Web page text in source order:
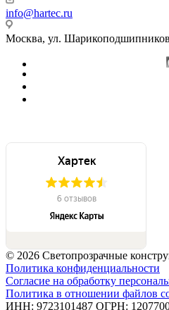
info@hartec.ru
Москва, ул.
© 2026 Светопрозрачные
Политика конфиденциальности
Согласие на обработку
Политика в отношении файлов
ИНН: 9723101487 ОГРН: